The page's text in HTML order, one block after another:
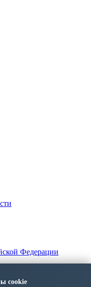
Федерации
палаты адвокатов
cookie